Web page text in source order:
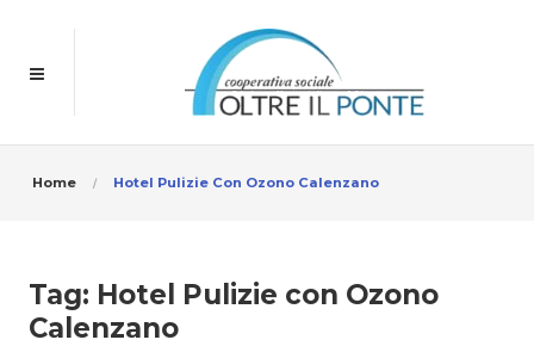
Home Hotel Pulizie Con Ozono Calenzano
Tag: Hotel Pulizie con Ozono
Calenzano